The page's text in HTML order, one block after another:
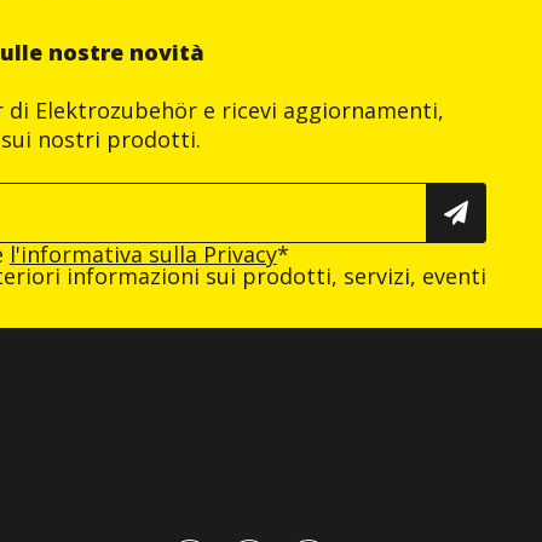
nostre novità
Elektrozubehör e ricevi aggiornamenti,
nostri prodotti.
l'informativa sulla Privacy*
informazioni sui prodotti, servizi, eventi